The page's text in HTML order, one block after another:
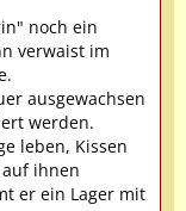
noch ein
verwaist im
ausgewachsen
werden.
leben, Kissen
ihnen
er ein Lager mit